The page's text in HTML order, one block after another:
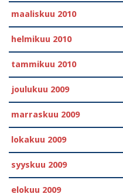
maaliskuu 2010
helmikuu 2010
tammikuu 2010
joulukuu 2009
marraskuu 2009
lokakuu 2009
syyskuu 2009
elokuu 2009